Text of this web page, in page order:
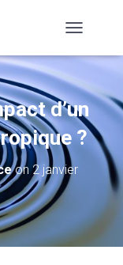
O
G
E
N
I
I
O
d’un
?
on2 janvier